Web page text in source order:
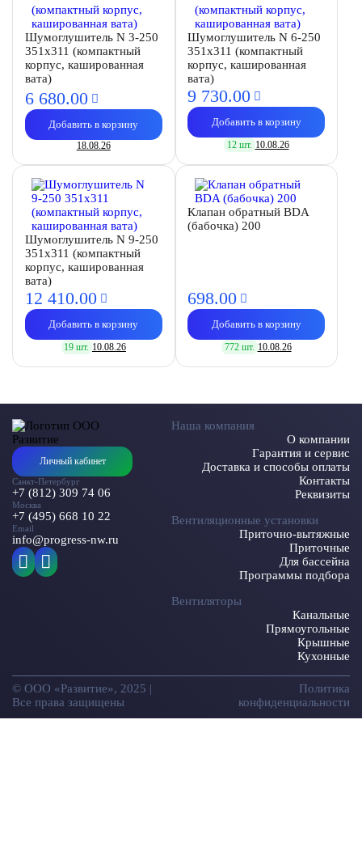
Шумоглушитель N 3-250
351х311 (компактный
корпус, кашированная
вата)
6 680.00
Добавить в корзину
18.08.26
Шумоглушитель N 6-250
351х311 (компактный
корпус, кашированная
вата)
9 730.00
Добавить в корзину
12 шт. 10.08.26
Шумоглушитель N 9-250
351х311 (компактный
корпус, кашированная
вата)
12 410.00
Добавить в корзину
19 шт. 10.08.26
Клапан обратный BDA
(бабочка) 200
698.00
Добавить в корзину
772 шт. 10.08.26
Личный кабинет
Санкт-Петербург
+7 (812) 309 74 06
Москва
+7 (495) 668 10 22
Email
info@progress-nw.ru
Наша компания
О компании
Гарантия и сервис
Доставка и способы оплаты
Контакты
Реквизиты
Вентиляционные установки
Приточно-вытяжные
Приточные
Для бассейна
Программы подбора
Вентиляторы
Канальные
Прямоугольные
Крышные
Кухонные
© ООО «Развитие», 2025 |
Все права защищены
Политика
конфиденциальности